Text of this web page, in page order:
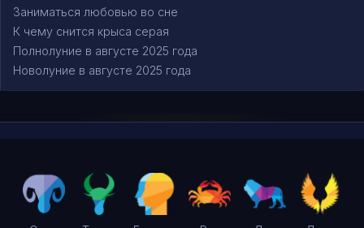
Заниматься любовью во сне
К чему снится крыса серая
Полнолуние в августе 2025 года
Новолуние в августе 2025 года